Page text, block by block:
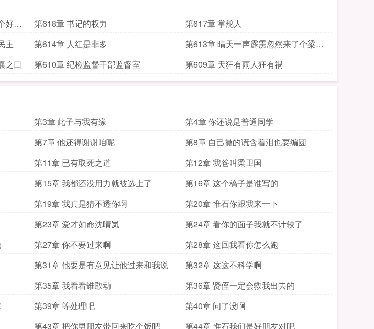
好惹
第618章 书记的权力
第617章 掌舵人
主 第614章 人红是非多
第613章 晴天一声霹雳忽然来了个梁书
记
之口 第610章 纪检监督干部监督室 第609章 天狂有雨人狂有祸
第3章 此子与我有缘
第4章 你还说是普通同学
第7章 他还得谢谢咱呢
第8章 自己撒的谎含着泪也要编圆
第11章 已有取死之道
第12章 我爸叫梁卫国
第15章 我都还没用力就被选上了
第16章 这个稿子是谁写的
第19章 我真是猜不透你啊
第20章 惟石你跟我来一下
第23章 爱才如命沈晴岚
第24章 看你的面子我就不计较了
第27章 你不要过来啊
第28章 这回我看你怎么跑
第31章 他要是有意见让他过来和我说
第32章 这这不科学啊
第35章 我看看谁敢动
第36章 贤侄一定会救我出去的
第39章 等处理吧
第40章 问了没啊
第43章 把你男朋友带回来吃个饭吧
第44章 惟石我们是好朋友对吧